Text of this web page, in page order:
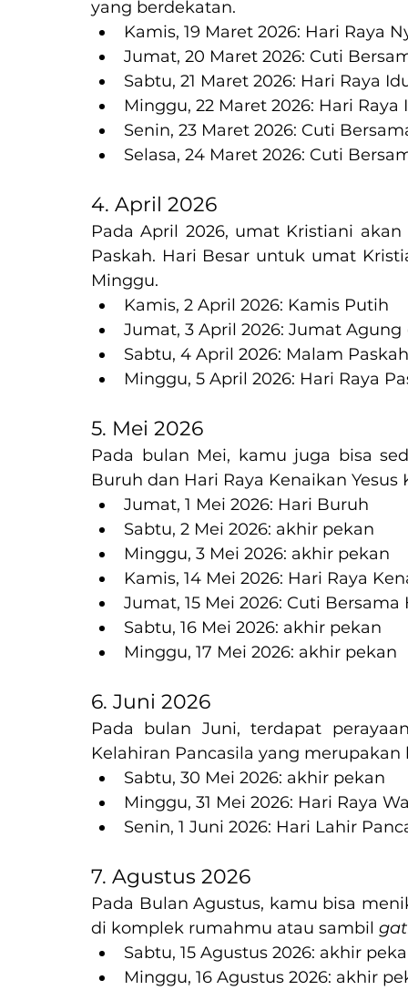
yang berdekatan.
Kamis, 19 Maret 2026: Hari Raya
Jumat, 20 Maret 2026: Cuti
Sabtu, 21 Maret 2026: Hari Raya
Minggu, 22 Maret 2026: Hari
Senin, 23 Maret 2026: Cuti
Selasa, 24 Maret 2026: Cuti
4. April 2026
Pada April 2026, umat Kristiani
Paskah. Hari Besar untuk umat
Minggu.
Kamis, 2 April 2026: Kamis Putih
Jumat, 3 April 2026: Jumat Agung
Sabtu, 4 April 2026: Malam Paskah
Minggu, 5 April 2026: Hari Raya
5. Mei 2026
Pada bulan Mei, kamu juga bisa
Buruh dan Hari Raya Kenaikan Yesus
Jumat, 1 Mei 2026: Hari Buruh
Sabtu, 2 Mei 2026: akhir pekan
Minggu, 3 Mei 2026: akhir pekan
Kamis, 14 Mei 2026: Hari Raya
Jumat, 15 Mei 2026: Cuti
Sabtu, 16 Mei 2026: akhir pekan
Minggu, 17 Mei 2026: akhir pekan
6. Juni 2026
Pada bulan Juni, terdapat
Kelahiran Pancasila yang merupakan
Sabtu, 30 Mei 2026: akhir pekan
Minggu, 31 Mei 2026: Hari Raya
Senin, 1 Juni 2026: Hari Lahir
7. Agustus 2026
Pada Bulan Agustus, kamu bisa
di komplek rumahmu atau sambil
Sabtu, 15 Agustus 2026: akhir
Minggu, 16 Agustus 2026: akhir